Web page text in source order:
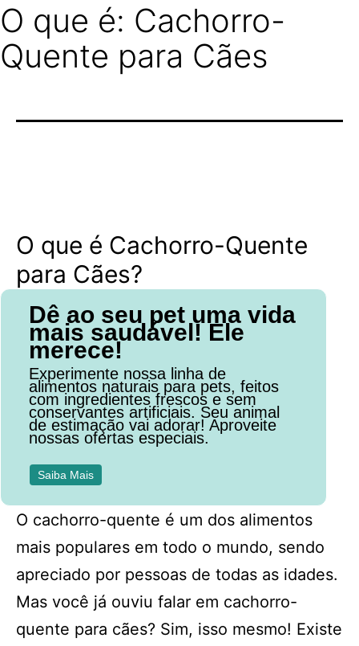
O que é: Cachorro-
Quente para Cães
O que é Cachorro-Quente
para Cães?
Dê ao seu pet uma vida
mais saudável! Ele
merece!
Experimente nossa linha de
alimentos naturais para pets, feitos
com ingredientes frescos e sem
conservantes artificiais. Seu animal
de estimação vai adorar! Aproveite
nossas ofertas especiais.
Saiba Mais
O cachorro-quente é um dos alimentos
mais populares em todo o mundo, sendo
apreciado por pessoas de todas as idades.
Mas você já ouviu falar em cachorro-
quente para cães? Sim, isso mesmo! Existe